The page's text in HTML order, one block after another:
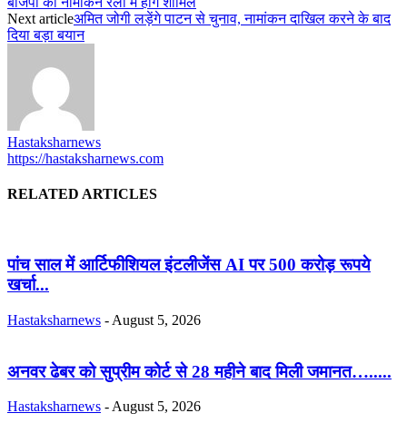
Next articleअमित जोगी लड़ेंगे पाटन से चुनाव, नामांकन दाखिल करने के बाद
दिया बड़ा बयान
Hastaksharnews
https://hastaksharnews.com
RELATED ARTICLES
पांच साल में आर्टिफीशियल इंटलीजेंस AI पर 500 करोड़ रूपये
खर्चा...
Hastaksharnews - August 5, 2026
अनवर ढेबर को सुप्रीम कोर्ट से 28 महीने बाद मिली जमानत….....
Hastaksharnews - August 5, 2026